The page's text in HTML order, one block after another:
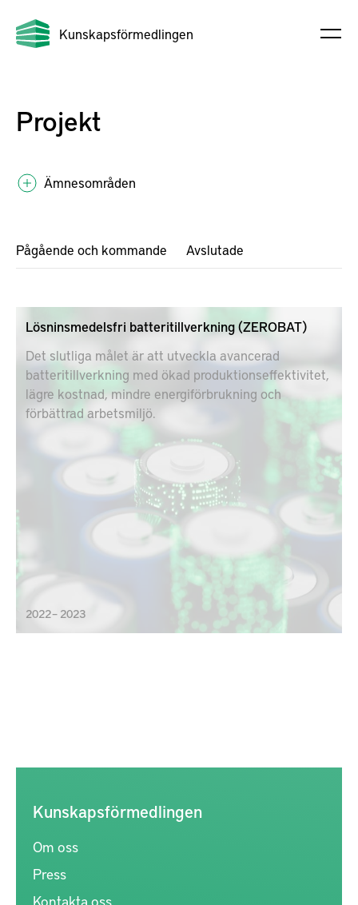
Kunskapsförmedlingen
Projekt
Ämnesområden
Pågående och kommande Avslutade
Lösninsmedelsfri batteritillverkning (ZEROBAT)
Det slutliga målet är att utveckla avancerad
batteritillverkning med ökad produktionseffektivitet,
lägre kostnad, mindre energiförbrukning och
förbättrad arbetsmiljö.
2022 – 2023
Kunskapsförmedlingen
Om oss
Press
Kontakta oss